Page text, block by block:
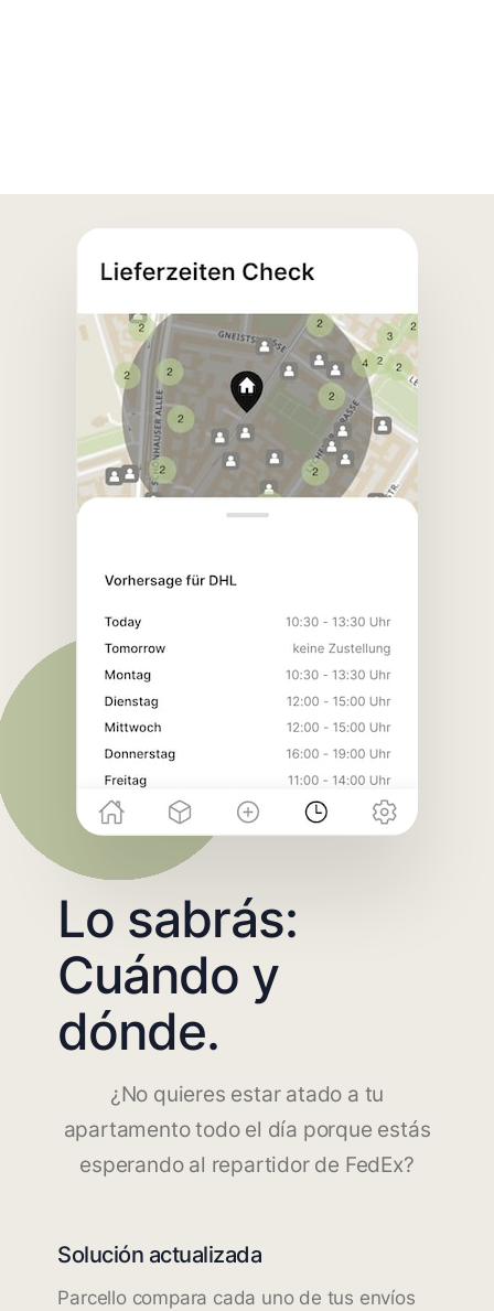
Lo sabrás:
Cuándo y
dónde.
¿No quieres estar atado a tu
apartamento todo el día porque estás
esperando al repartidor de FedEx?
Solución actualizada
Parcello compara cada uno de tus envíos